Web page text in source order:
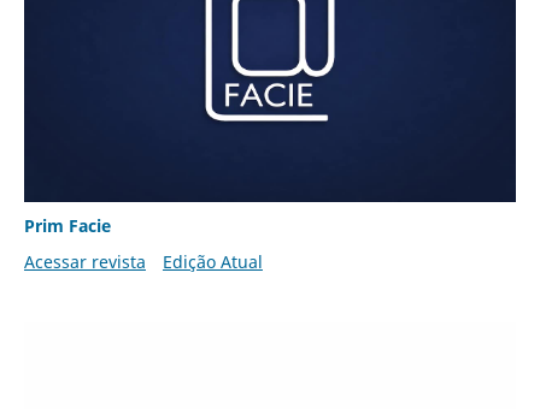
Prim Facie
Acessar revista
Edição Atual